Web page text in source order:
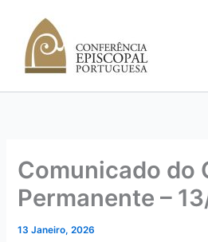
content
Comunicado do
Permanente –
13 Janeiro, 2026